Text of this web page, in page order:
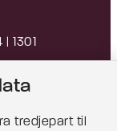
1301
tredjepart til